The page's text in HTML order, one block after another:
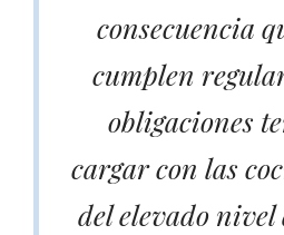
consecuencia
cumplen
obligaciones
cargar con las
del elevado nivel